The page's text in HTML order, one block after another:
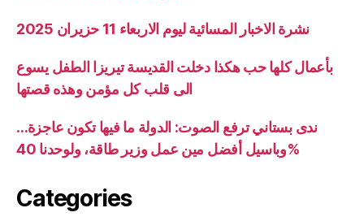
نشرة الاخبار المسائية ليوم الاربعاء 11 حزيران 2025
بأعمال كلها حب هكذا دخلت القديسة تيريزا الطفل يسوع
الى قلب كل مؤمن وهذه قصتها
ندى بستاني ترفع الصوت: الدولة ما فيها تكون عاجزة…
وباسيل أفضل مين عمل وزير طاقة، ولوحدنا 40%
Categories